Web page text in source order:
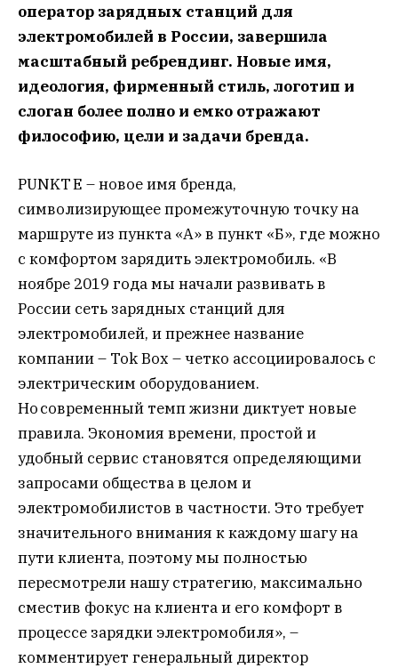
оператор зарядных станций для
электромобилей в России, завершила
масштабный ребрендинг. Новые имя,
идеология, фирменный стиль, логотип и
слоган более полно и емко отражают
философию, цели и задачи бренда.
PUNKT E – новое имя бренда,
символизирующее промежуточную точку на
маршруте из пункта «А» в пункт «Б», где можно
с комфортом зарядить электромобиль. «В
ноябре 2019 года мы начали развивать в
России сеть зарядных станций для
электромобилей, и прежнее название
компании – Tok Box – четко ассоциировалось с
электрическим оборудованием.
Но современный темп жизни диктует новые
правила. Экономия времени, простой и
удобный сервис становятся определяющими
запросами общества в целом и
электромобилистов в частности. Это требует
значительного внимания к каждому шагу на
пути клиента, поэтому мы полностью
пересмотрели нашу стратегию, максимально
сместив фокус на клиента и его комфорт в
процессе зарядки электромобиля», –
комментирует генеральный директор